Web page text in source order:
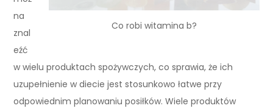
Co robi witamina b?
na
znal
eźć
w wielu produktach spożywczych, co sprawia, że ich
uzupełnienie w diecie jest stosunkowo łatwe przy
odpowiednim planowaniu posiłków. Wiele produktów